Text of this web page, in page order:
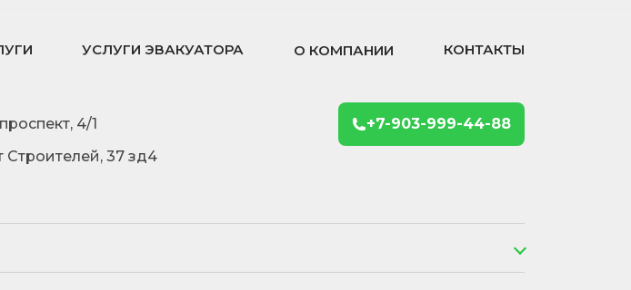
УСЛУГИ ЭВАКУАТОРА О КОМПАНИИ КОНТАКТЫ
4/1
Строителей, 37 зд4
+7-903-999-44-88